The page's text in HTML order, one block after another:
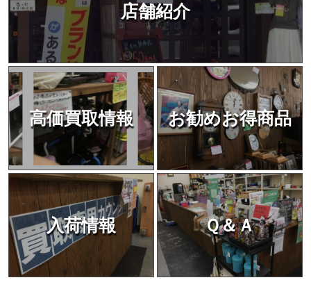
店舗紹介
高価買取情報 お勧めお得商品
入荷情報 Ｑ＆Ａ